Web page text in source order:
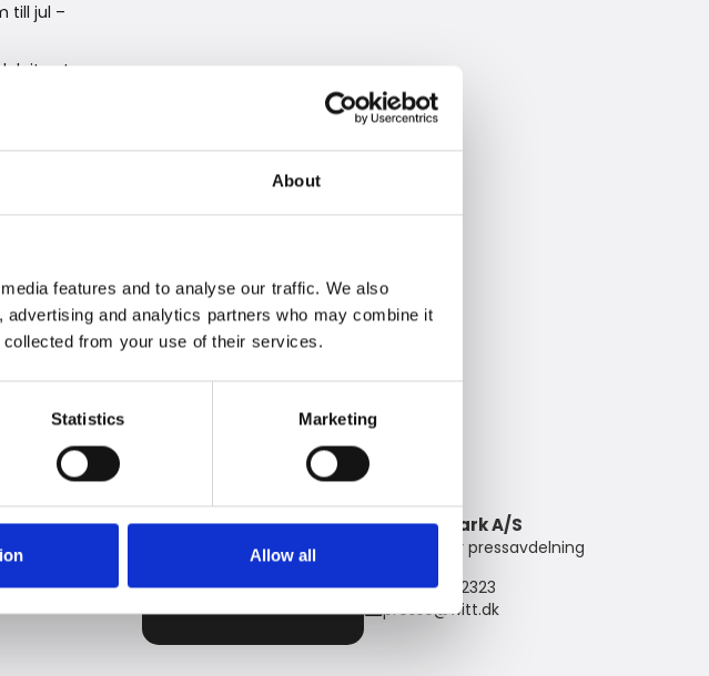
About
features and to analyse our traffic. We also
and analytics partners who may combine it
from your use of their services.
Statistics Marketing
Allow all
till jul –
som
julen.
koppar i
minimalistisk
igen år efter
och tid att njuta
Witt Denmark A/S
Kontakta vår pressavdelning
+45 7025 2323
presse@witt.dk